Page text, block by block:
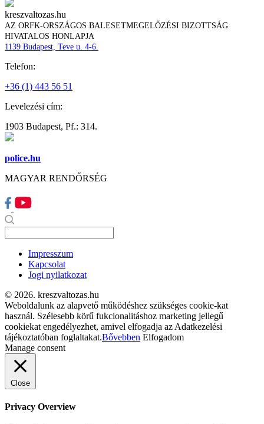
kreszvaltozas.hu
AZ ORFK-ORSZÁGOS BALESETMEGELŐZÉSI BIZOTTSÁG
HIVATALOS HONLAPJA
1139 Budapest, Teve u. 4-6.
Telefon:
+36 (1) 443 56 51
Levelezési cím:
1903 Budapest, Pf.: 314.
police.hu
MAGYAR RENDŐRSÉG
Impresszum
Kapcsolat
Jogi nyilatkozat
© 2026. kreszvaltozas.hu
Weboldalunk az alapvető működéshez szükséges cookie-kat
használ. Szélesebb körű fukcionalitáshoz marketing jellegű
cookiekat engedélyezhet, amivel elfogadja az Adatkezelési
tájékoztatóban foglaltakat.Bővebben Elfogadom
Manage consent
Close
Privacy Overview